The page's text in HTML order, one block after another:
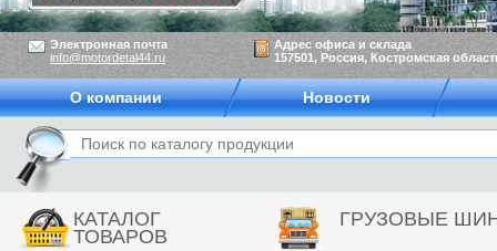
КАТАЛОГ
ТОВАРОВ
ГРУЗОВЫЕ
Электронная почта
info@motordetal44.ru
Адрес офиса и склада
157501, Россия, Костромская
О компании Новости